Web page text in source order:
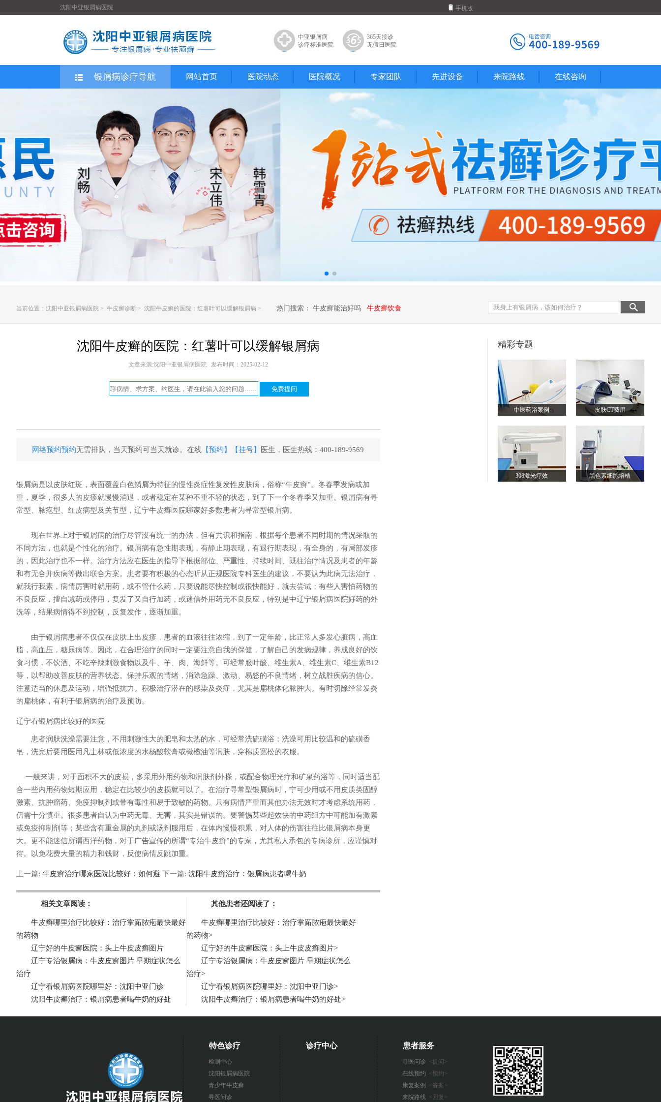
沈阳中亚银屑病医院 手机版
中亚银屑病
诊疗标准医院
365天接诊
无假日医院
银屑病诊疗导航 网站首页 医院动态 医院概况 专家团队 先进设备 来院路线 在线咨询
当前位置： 沈阳中亚银屑病医院> 牛皮癣诊断 > 沈阳牛皮癣的医院：红薯叶可以缓解银屑病 > 热门搜索： 牛皮癣能治好吗 牛皮癣饮食
沈阳牛皮癣的医院：红薯叶可以缓解银屑病
文章来源:沈阳中亚银屑病医院 发布时间：2025-02-12
网络预约预约无需排队，当天预约可当天就诊。在线 【预约】 【挂号】 医生，医生热线：400-189-9569
银屑病是以皮肤红斑，表面覆盖白色鳞屑为特征的慢性炎症性复发性皮肤病，俗称“牛皮癣”。冬春季发病或加
重，夏季，很多人的皮疹就慢慢消退，或者稳定在某种不重不轻的状态，到了下一个冬春季又加重。银屑病有寻
常型、脓疱型、红皮病型及关节型， 辽宁牛皮癣医院哪家好多数患者为寻常型银屑病。
现在世界上对于银屑病的治疗尽管没有统一的办法，但有共识和指南，根据每个患者不同时期的情况采取的
不同方法，也就是个性化的治疗。银屑病有急性期表现，有静止期表现，有退行期表现，有全身的，有局部发疹
的，因此治疗也不一样。治疗方法应在医生的指导下根据部位、严重性、持续时间、既往治疗情况及患者的年龄
和有无合并疾病等做出联合方案。患者要有积极的心态听从正规医院专科医生的建议，不要认为此病无法治疗，
就我行我素，病情厉害时就用药，或不管什么药，只要说能尽快控制或很快能好，就去尝试；有些人害怕药物的
不良反应，擅自减药或停用，复发了又自行加药，或迷信外用药无不良反应，特别是中辽宁银屑病医院好药的外
洗等，结果病情得不到控制，反复发作，逐渐加重。
由于银屑病患者不仅仅在皮肤上出皮疹，患者的血液往往浓缩，到了一定年龄，比正常人多发心脏病，高血
脂，高血压，糖尿病等。因此，在合理治疗的同时一定要注意自我的保健，了解自己的发病规律，养成良好的饮
食习惯，不饮酒、不吃辛辣刺激食物以及牛、羊、肉、海鲜等。可经常服叶酸、维生素A、维生素C、维生素B12
等，以帮助改善皮肤的营养状态。保持乐观的情绪，消除急躁、激动、易怒的不良情绪，树立战胜疾病的信心。
注意适当的休息及运动，增强抵抗力。积极治疗潜在的感染及炎症，尤其是扁桃体化脓肿大。有时切除经常发炎
的扁桃体，有利于银屑病的治疗及预防。
辽宁看银屑病比较好的医院
患者润肤洗澡需要注意，不用刺激性大的肥皂和太热的水，可经常洗硫磺浴；洗澡可用比较温和的硫磺香
皂，洗完后要用医用凡士林或低浓度的水杨酸软膏或橄榄油等润肤，穿棉质宽松的衣服。
一般来讲，对于面积不大的皮损，多采用外用药物和润肤剂外搽，或配合物理光疗和矿泉药浴等，同时适当配
合一些内用药物短期应用，稳定在比较少的皮损就可以了。在治疗寻常型银屑病时，宁可少用或不用皮质类固醇
激素、抗肿瘤药、免疫抑制剂或带有毒性和易于致敏的药物。只有病情严重而其他办法无效时才考虑系统用药，
仍需十分慎重。很多患者自认为中药无毒、无害，其实是错误的。要警惕某些起效快的中药组方中可能加有激素
或免疫抑制剂等；某些含有重金属的丸剂或汤剂服用后，在体内慢慢积累，对人体的伤害往往比银屑病本身更
大。更不能迷信所谓西洋药物，对于广告宣传的所谓“专治牛皮癣”的专家，尤其私人承包的专病诊所，应谨慎对
待。以免花费大量的精力和钱财，反使病情反跳加重。
上一篇: 牛皮癣治疗哪家医院比较好：如何避 下一篇: 沈阳牛皮癣治疗：银屑病患者喝牛奶
相关文章阅读：
牛皮癣哪里治疗比较好：治疗掌跖脓疱最快最好
的药物
辽宁好的牛皮癣医院：头上牛皮皮癣图片
辽宁专治银屑病：牛皮皮癣图片 早期症状怎么
治疗
辽宁看银屑病医院哪里好：沈阳中亚门诊
沈阳牛皮癣治疗：银屑病患者喝牛奶的好处
其他患者还阅读了：
牛皮癣哪里治疗比较好：治疗掌跖脓疱最快最好
的药物>
辽宁好的牛皮癣医院：头上牛皮皮癣图片>
辽宁专治银屑病：牛皮皮癣图片 早期症状怎么
治疗>
辽宁看银屑病医院哪里好：沈阳中亚门诊>
沈阳牛皮癣治疗：银屑病患者喝牛奶的好处>
精彩专题
中医药浴案例 皮肤CT费用
308激光疗效 黑色素细胞培植
特色诊疗
检测中心
沈阳银屑病医院
青少年牛皮癣
寻医问诊
诊疗中心 患者服务
寻医问诊 <提问>
在线预约 <预约>
康复案例
<答案>
来院路线 <回复>